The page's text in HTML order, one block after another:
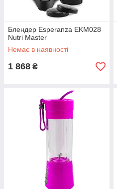
Блендер Esperanza EKM028
Nutri Master
Немає в наявності
1 868 ₴